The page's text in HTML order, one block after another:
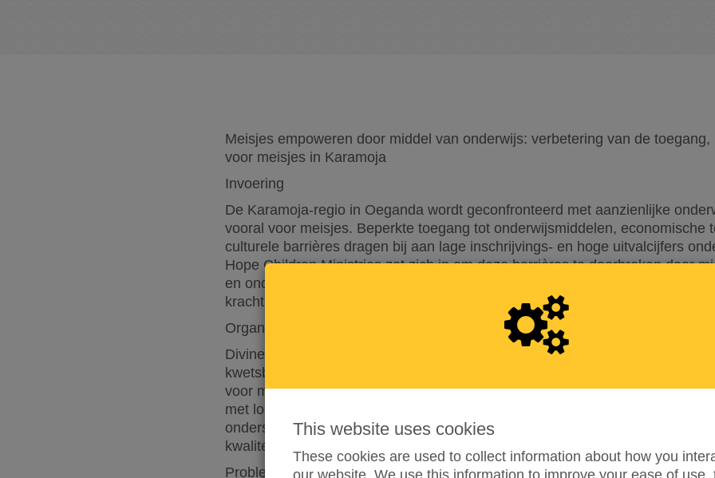
Meisjes empoweren door middel van onderwijs: verbetering van de
voor meisjes in Karamoja
Invoering
De Karamoja-regio in Oeganda wordt geconfronteerd met aanzienlijke
vooral voor meisjes. Beperkte toegang tot onderwijsmiddelen, economische
culturele barrières dragen bij aan lage inschrijvings- en hoge uitvalcijfers
Hope Children Ministries zet zich in om deze barrières te doorbreken door
en ondersteuning te bieden om meisjes te helpen hun opleiding af te
krachtige en zelfvoorzienende gemeenschap wordt bevorderd.
Organisatorische achtergrond
Divine Hope Children Ministries is een non-profitorganisatie die zich inzet
kwetsbare gemeenschappen in Oeganda. Met een focus op het bevorderen
voor meisjes, heeft Divine Hope ervaring met het mobiliseren van middelen,
met lokale belanghebbenden en het implementeren van programma's die
ondersteunen. Onze missie is om elk meisje in Karamoja de kans te geven
kwaliteitsonderwijs, een weg uit de armoede te creëren en haar volledige
Probleemverklaring
This website uses cookies
These cookies are used to collect information about how you
our website. We use this information to improve your ease of use,